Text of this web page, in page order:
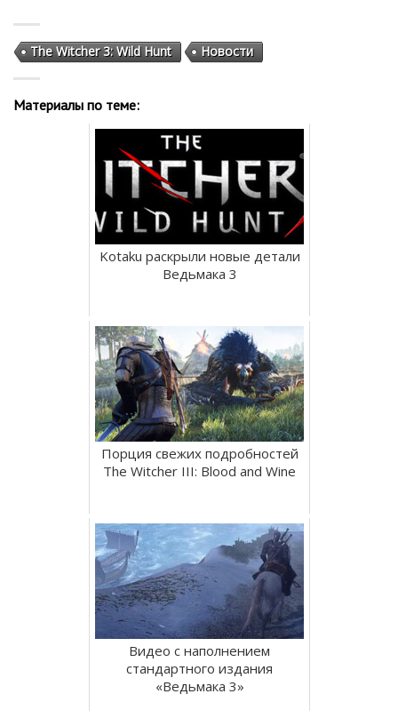
The Witcher 3: Wild Hunt Новости
Материалы по теме:
Kotaku раскрыли новые детали
Ведьмака 3
Порция свежих подробностей
The Witcher III: Blood and Wine
Видео с наполнением
стандартного издания
«Ведьмака 3»